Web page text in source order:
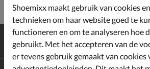
Gratisverzending en retour*
Achterafbetalen
Shoemixx maakt gebruik van cookies
technieken om haar website goed te
functioneren en om te analyseren hoe
gebruikt. Met het accepteren van de
er tevens gebruik gemaakt van cookies